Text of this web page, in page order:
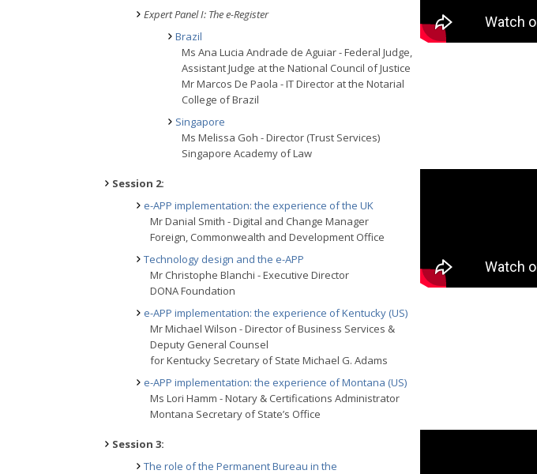
Expert Panel I: The e-Register
Brazil
Ms Ana Lucia Andrade de Aguiar - Federal Judge,
Assistant Judge at the National Council of Justice
Mr Marcos De Paola - IT Director at the Notarial
College of Brazil
Singapore
Ms Melissa Goh - Director (Trust Services)
Singapore Academy of Law
Session 2:
e-APP implementation: the experience of the UK
Mr Danial Smith - Digital and Change Manager
Foreign, Commonwealth and Development Office
Technology design and the e-APP
Mr Christophe Blanchi - Executive Director
DONA Foundation
e-APP implementation: the experience of Kentucky (US)
Mr Michael Wilson - Director of Business Services &
Deputy General Counsel
for Kentucky Secretary of State Michael G. Adams
e-APP implementation: the experience of Montana (US)
Ms Lori Hamm - Notary & Certifications Administrator
Montana Secretary of State’s Office
Session 3:
The role of the Permanent Bureau in the